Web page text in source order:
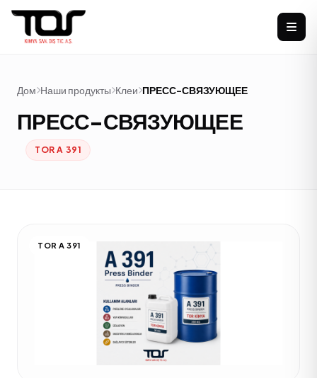
Дом Наши продукты Клеи ПРЕСС-СВЯЗУЮЩЕЕ
ПРЕСС-СВЯЗУЮЩЕЕ
TOR A 391
TOR A 391